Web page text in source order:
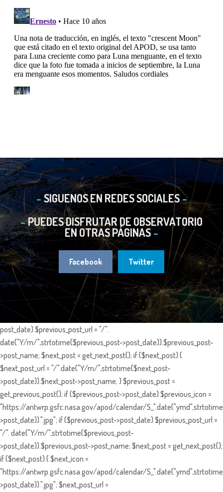
SIGUENOS EN REDES SOCIALES
PUEDES DISFRUTAR DE OBSERVATORIO
EN OTRAS PÁGINAS
Facebook Twitter
post_date) $previous_post_url = "/".
date("Y/m/",strtotime($previous_post->post_date)).$previous_post-
>post_name; $next_post = get_next_post(); if ($next_post) {
$next_post_url = "/".date("Y/m/",strtotime($next_post-
>post_date)).$next_post->post_name; } $previous_post =
get_previous_post(); if ($previous_post->post_date) $previous_icon =
"https://antwrp.gsfc.nasa.gov/apod/calendar/
>post_date)).".jpg"; if ($previous_post->post_date) $previous_post_url =
"/". date("Y/m/",strtotime($previous_post-
>post_date)).$previous_post->post_name; $next_post = get_next_post();
if ($next_post) { $next_icon =
"https://antwrp.gsfc.nasa.gov/apod/calendar/
>post_date)).".jpg"; $next_post_url =